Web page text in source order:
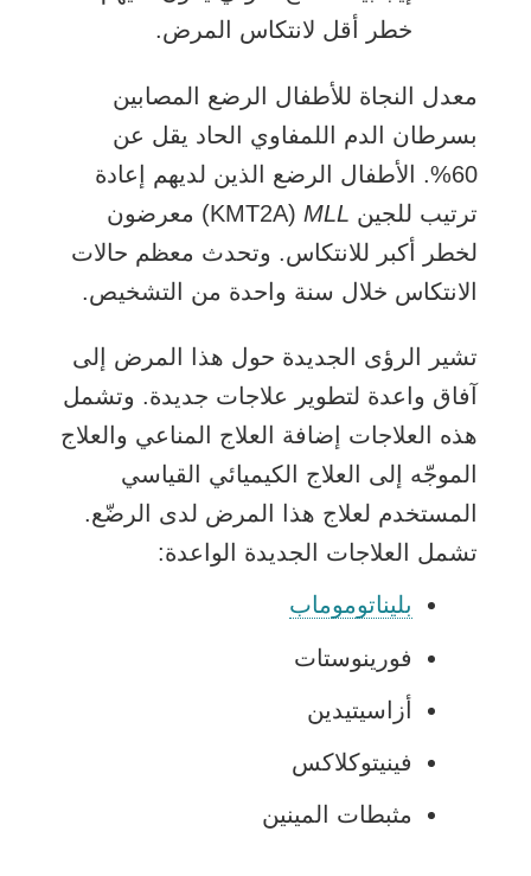
خطر أقل لانتكاس المرض.
معدل النجاة للأطفال الرضع المصابين
بسرطان الدم اللمفاوي الحاد يقل عن
60%. الأطفال الرضع الذين لديهم إعادة
ترتيب للجين MLL
‏ (KMT2A) معرضون
لخطر أكبر للانتكاس. وتحدث معظم حالات
الانتكاس خلال سنة واحدة من التشخيص.
تشير الرؤى الجديدة حول هذا المرض إلى
آفاق واعدة لتطوير علاجات جديدة. وتشمل
هذه العلاجات إضافة العلاج المناعي والعلاج
الموجّه إلى العلاج الكيميائي القياسي
المستخدم لعلاج هذا المرض لدى الرضّع.
تشمل العلاجات الجديدة الواعدة:
بليناتوموماب
فورينوستات
أزاسيتيدين
فينيتوكلاكس
مثبطات المينين